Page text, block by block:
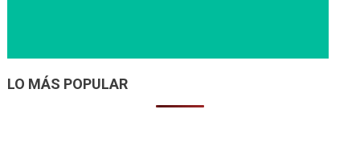
LO MÁS POPULAR